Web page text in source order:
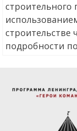
строительного
строительстве
подробности